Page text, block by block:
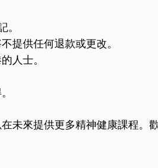
提供任何退款或更改。
人士。
未來提供更多精神健康課程。